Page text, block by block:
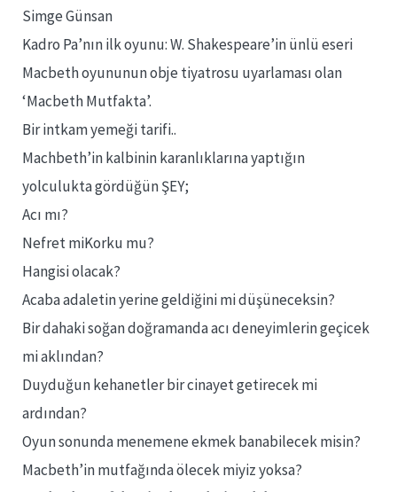
Simge Günsan
Kadro Pa’nın ilk oyunu: W. Shakespeare’in ünlü eseri
Macbeth oyununun obje tiyatrosu uyarlaması olan
‘Macbeth Mutfakta’.
Bir intkam yemeği tarifi..
Machbeth’in kalbinin karanlıklarına yaptığın
yolculukta gördüğün ŞEY;
Acı mı?
Nefret miKorku mu?
Hangisi olacak?
Acaba adaletin yerine geldiğini mi düşüneceksin?
Bir dahaki soğan doğramanda acı deneyimlerin geçicek
mi aklından?
Duyduğun kehanetler bir cinayet getirecek mi
ardından?
Oyun sonunda menemene ekmek banabilecek misin?
Macbeth’in mutfağında ölecek miyiz yoksa?